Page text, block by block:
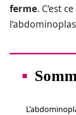
ferme. C’est